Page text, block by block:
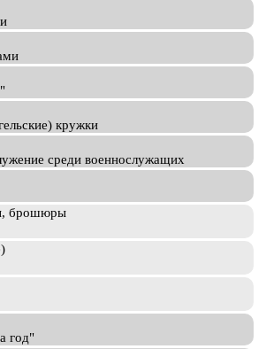
кружки
среди военнослужащих
брошюры
год"